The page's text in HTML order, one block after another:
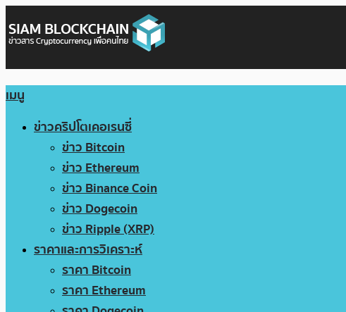
เมนู
ข่าวคริปโตเคอเรนซี่
ข่าว Bitcoin
ข่าว Ethereum
ข่าว Binance Coin
ข่าว Dogecoin
ข่าว Ripple (XRP)
ราคาและการวิเคราะห์
ราคา Bitcoin
ราคา Ethereum